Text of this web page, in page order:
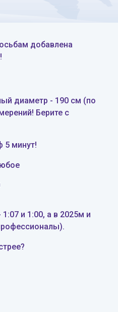
добавлена
диаметр - 190 см (по
Берите с
5 минут!
1:07 и 1:00, а в 2025м и
.